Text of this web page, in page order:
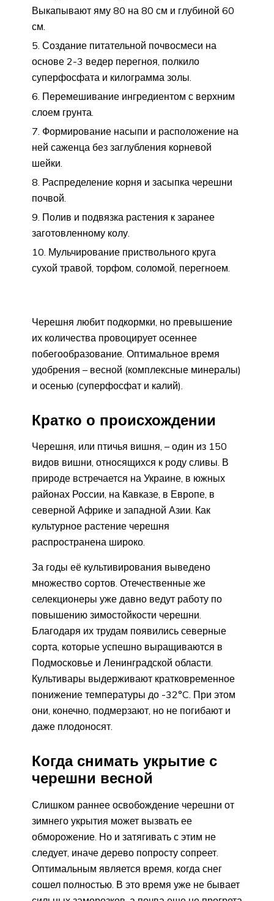
Выкапывают яму 80 на 80 см и глубиной 60
см.
Создание питательной почвосмеси на
основе 2-3 ведер перегноя, полкило
суперфосфата и килограмма золы.
Перемешивание ингредиентом с верхним
слоем грунта.
Формирование насыпи и расположение на
ней саженца без заглубления корневой
шейки.
Распределение корня и засыпка черешни
почвой.
Полив и подвязка растения к заранее
заготовленному колу.
Мульчирование приствольного круга
сухой травой, торфом, соломой, перегноем.
Черешня любит подкормки, но превышение
их количества провоцирует осеннее
побегообразование. Оптимальное время
удобрения – весной (комплексные минералы)
и осенью (суперфосфат и калий).
Кратко о происхождении
Черешня, или птичья вишня, – один из 150
видов вишни, относящихся к роду сливы. В
природе встречается на Украине, в южных
районах России, на Кавказе, в Европе, в
северной Африке и западной Азии. Как
культурное растение черешня
распространена широко.
За годы её культивирования выведено
множество сортов. Отечественные же
селекционеры уже давно ведут работу по
повышению зимостойкости черешни.
Благодаря их трудам появились северные
сорта, которые успешно выращиваются в
Подмосковье и Ленинградской области.
Культивары выдерживают кратковременное
понижение температуры до -32°C. При этом
они, конечно, подмерзают, но не погибают и
даже плодоносят.
Когда снимать укрытие с
черешни весной
Слишком раннее освобождение черешни от
зимнего укрытия может вызвать ее
обморожение. Но и затягивать с этим не
следует, иначе дерево попросту сопреет.
Оптимальным является время, когда снег
сошел полностью. В это время уже не бывает